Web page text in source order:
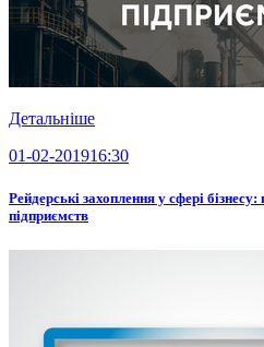
Детальніше
01-02-201916:30
Рейдерські захоплення у сфері
підприємств